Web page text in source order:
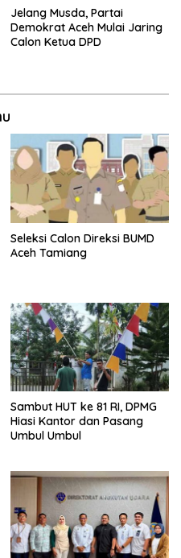
Jelang Musda, Partai
Demokrat Aceh Mulai Jaring
Calon Ketua DPD
Seleksi Calon Direksi BUMD
Aceh Tamiang
Sambut HUT ke 81 RI, DPMG
Hiasi Kantor dan Pasang
Umbul Umbul